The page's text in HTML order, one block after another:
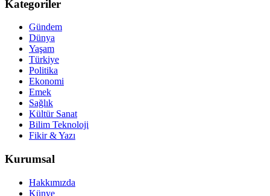
Kategoriler
Gündem
Dünya
Yaşam
Türkiye
Politika
Ekonomi
Emek
Sağlık
Kültür Sanat
Bilim Teknoloji
Fikir & Yazı
Kurumsal
Hakkımızda
Künye